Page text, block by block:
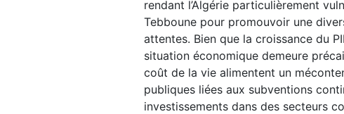
rendant l’Algérie particulièrement
Tebboune pour promouvoir une
attentes. Bien que la croissance du
situation économique demeure
coût de la vie alimentent un
publiques liées aux subventions
investissements dans des secteurs